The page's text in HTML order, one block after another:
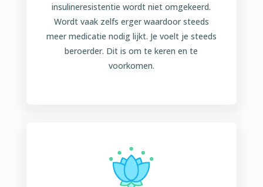
insulineresistentie wordt niet omgekeerd.
Wordt vaak zelfs erger waardoor steeds
meer medicatie nodig lijkt. Je voelt je steeds
beroerder. Dit is om te keren en te
voorkomen.